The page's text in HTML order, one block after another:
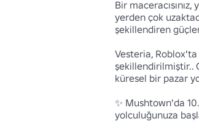
Bir
yerden çok
şekillendiren
Vesteria,
şekillendirilmiştir..
küresel bir pazar
✨ Mushtown'da
yolculuğunuza